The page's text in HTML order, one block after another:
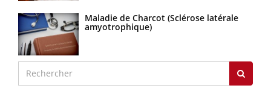
Maladie de Charcot (Sclérose latérale
amyotrophique)